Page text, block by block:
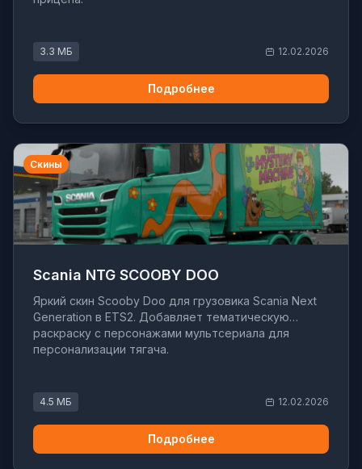
3.3 МБ 12.02.2026
Подробнее
Скины
Scania NTG SCOOBY DOO
Яркий скин Scooby Doo для грузовика Scania Next
Generation в ETS2. Добавляет тематическую
раскраску с персонажами мультсериала для
персонализации тягача.
4.5 МБ 12.02.2026
Подробнее